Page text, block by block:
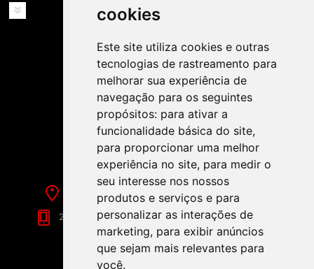
cookies
Este site utiliza cookies e outras
tecnologias de rastreamento para
melhorar sua experiência de
navegação para os seguintes
propósitos: para ativar a
funcionalidade básica do site,
para proporcionar uma melhor
experiência no site, para medir o
seu interesse nos nossos
produtos e serviços e para
personalizar as interações de
marketing, para exibir anúncios
que sejam mais relevantes para
você.
SERVIÇOS
SIGA-NOS NAS REDES SOCIAIS!
Rua de Évora, 70-C - Reguengos de Monsaraz
266 040 688 (Chamada para a Rede Fixa Nacional)